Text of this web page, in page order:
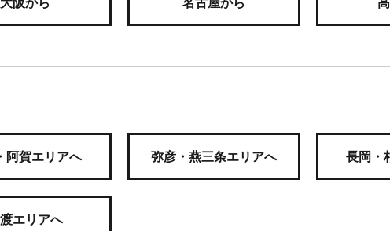
阿賀エリアへ 弥彦・燕三条エリアへ 長岡・
エリアへ